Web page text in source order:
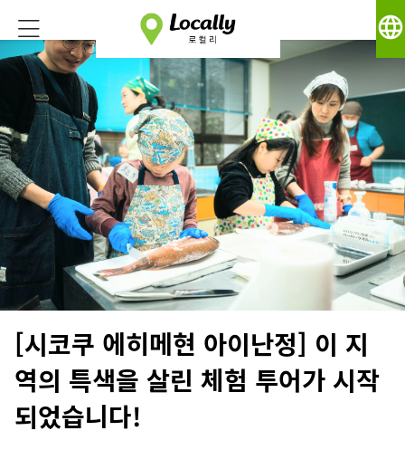
language
[시코쿠 에히메현 아이난정] 이 지
역의 특색을 살린 체험 투어가 시작
되었습니다!